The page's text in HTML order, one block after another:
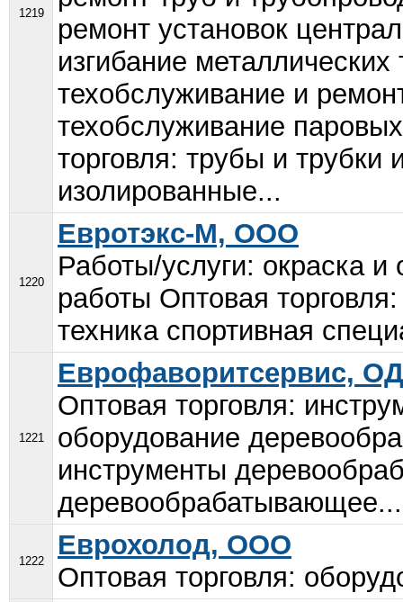
1219
ремонт установок
изгибание
техобслуживание и
техобслуживание
торговля: трубы и трубки
изолированные...
1220
Евротэкс-М, ООО
Работы/услуги: окраска и
работы Оптовая
техника спортивная
1221
Еврофаворитсервис,
Оптовая торговля:
оборудование
инструменты
деревообрабатывающее...
1222
Еврохолод, ООО
Оптовая торговля: